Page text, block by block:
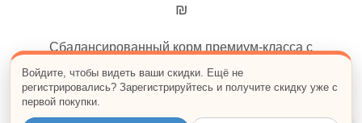
₪
Сбалансированный корм премиум-класса с
аппетитном желе. Рецепт обогащён витаминами и
минералами, содержит высококачественный белок и
помогает поддерживать здоровье и отличную
Войдите, чтобы видеть ваши скидки. Ещё не
регистрировались? Зарегистрируйтесь и получите скидку уже с
первой покупки.